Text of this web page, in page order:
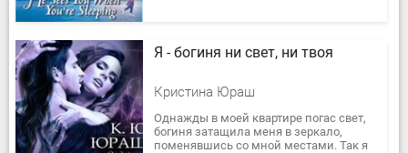
Я - богиня ни свет, ни твоя
Кристина Юраш
Однажды в моей квартире погас свет,
богиня затащила меня в зеркало,
поменявшись со мной местами. Так я